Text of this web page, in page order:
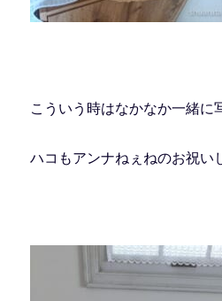
こういう時はなかなか一緒に
ハコもアンナねぇねのお祝い